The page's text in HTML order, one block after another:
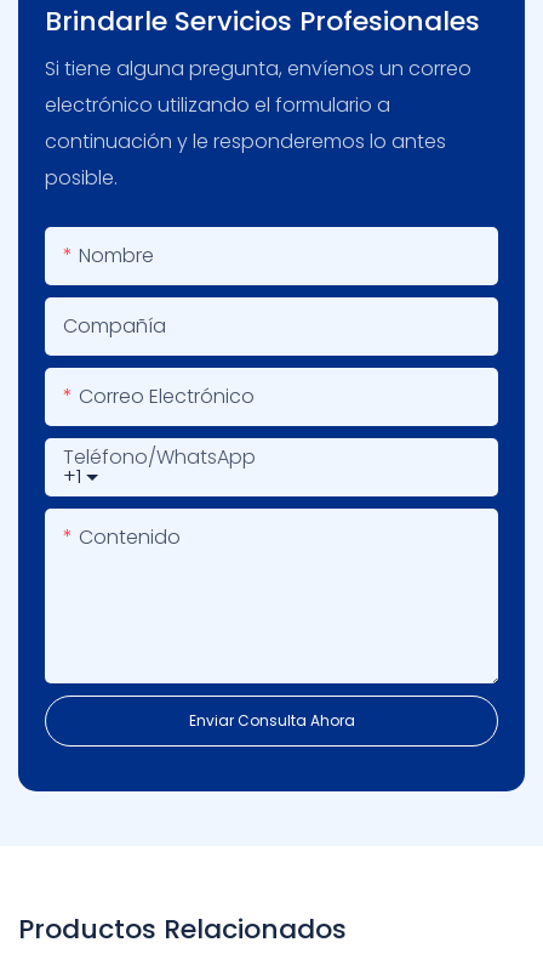
Brindarle Servicios Profesionales
Si tiene alguna pregunta, envíenos un correo
electrónico utilizando el formulario a
continuación y le responderemos lo antes
posible.
Nombre
Compañía
Correo Electrónico
+1
Teléfono/WhatsApp
Contenido
Enviar Consulta Ahora
Productos Relacionados